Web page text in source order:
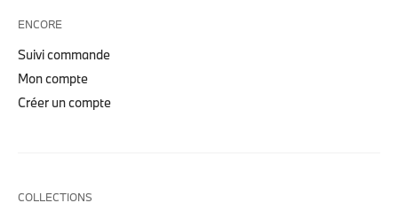
ENCORE
Suivi commande
Mon compte
Créer un compte
COLLECTIONS